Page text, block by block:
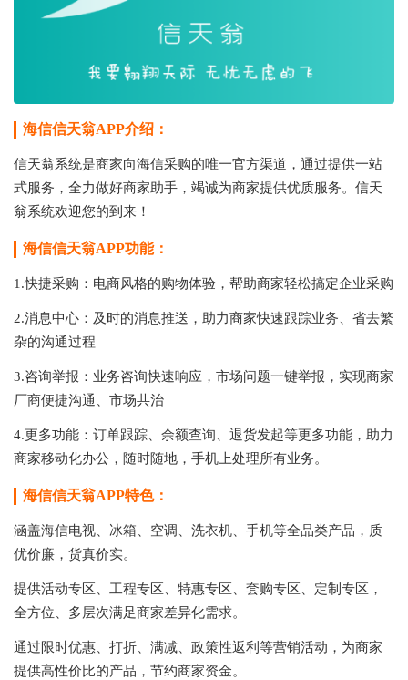
海信信天翁APP介绍：
信天翁系统是商家向海信采购的唯一官方渠道，通过提供一站
式服务，全力做好商家助手，竭诚为商家提供优质服务。信天
翁系统欢迎您的到来！
海信信天翁APP功能：
1.快捷采购：电商风格的购物体验，帮助商家轻松搞定企业采购
2.消息中心：及时的消息推送，助力商家快速跟踪业务、省去繁
杂的沟通过程
3.咨询举报：业务咨询快速响应，市场问题一键举报，实现商家
厂商便捷沟通、市场共治
4.更多功能：订单跟踪、余额查询、退货发起等更多功能，助力
商家移动化办公，随时随地，手机上处理所有业务。
海信信天翁APP特色：
涵盖海信电视、冰箱、空调、洗衣机、手机等全品类产品，质
优价廉，货真价实。
提供活动专区、工程专区、特惠专区、套购专区、定制专区，
全方位、多层次满足商家差异化需求。
通过限时优惠、打折、满减、政策性返利等营销活动，为商家
提供高性价比的产品，节约商家资金。